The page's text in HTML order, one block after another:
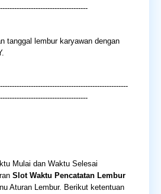
tanggal lembur karyawan dengan
Mulai dan Waktu Selesai
Slot Waktu Pencatatan Lembur
Aturan Lembur. Berikut ketentuan